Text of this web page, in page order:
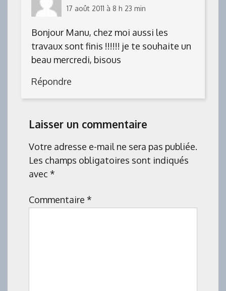
17 août 2011 à 8 h 23 min
Bonjour Manu, chez moi aussi les
travaux sont finis !!!!!! je te souhaite un
beau mercredi, bisous
Répondre
Laisser un commentaire
Votre adresse e-mail ne sera pas publiée.
Les champs obligatoires sont indiqués
avec *
Commentaire *